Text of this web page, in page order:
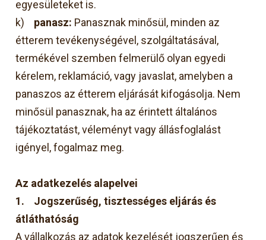
egyesületeket is.
k) panasz: Panasznak minősül, minden az
étterem tevékenységével, szolgáltatásával,
termékével szemben felmerülő olyan egyedi
kérelem, reklamáció, vagy javaslat, amelyben a
panaszos az étterem eljárását kifogásolja. Nem
minősül panasznak, ha az érintett általános
tájékoztatást, véleményt vagy állásfoglalást
igényel, fogalmaz meg.
Az adatkezelés alapelvei
1. Jogszerűség, tisztességes eljárás és
átláthatóság
A vállalkozás az adatok kezelését jogszerűen és